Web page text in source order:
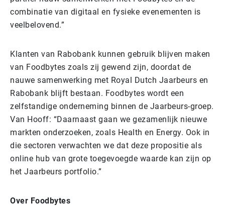
combinatie van digitaal en fysieke evenementen is
veelbelovend.”
Klanten van Rabobank kunnen gebruik blijven maken
van Foodbytes zoals zij gewend zijn, doordat de
nauwe samenwerking met Royal Dutch Jaarbeurs en
Rabobank blijft bestaan. Foodbytes wordt een
zelfstandige onderneming binnen de Jaarbeurs-groep.
Van Hooff: “Daarnaast gaan we gezamenlijk nieuwe
markten onderzoeken, zoals Health en Energy. Ook in
die sectoren verwachten we dat deze propositie als
online hub van grote toegevoegde waarde kan zijn op
het Jaarbeurs portfolio.”
Over Foodbytes